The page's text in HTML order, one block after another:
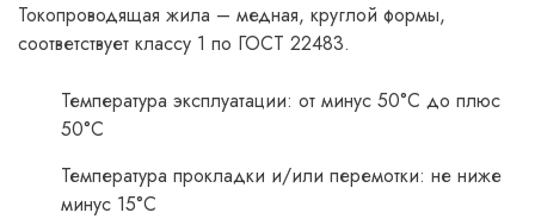
Токопроводящая жила – медная, круглой формы,
соответствует классу 1 по ГОСТ 22483.
Температура эксплуатации: от минус 50°С до плюс
50°С
Температура прокладки и/или перемотки: не ниже
минус 15°С